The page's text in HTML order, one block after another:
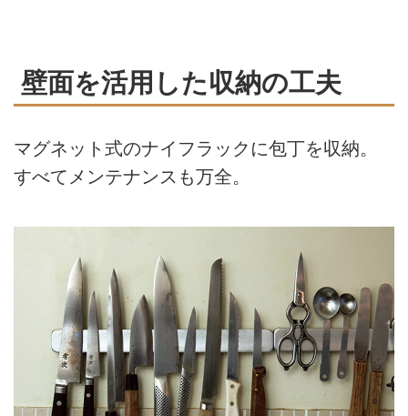
壁面を活用した収納の工夫
マグネット式のナイフラックに包丁を収納。
すべてメンテナンスも万全。